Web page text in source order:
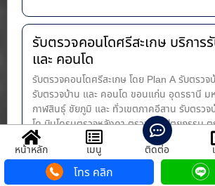
รับตรวจคอนโดศรีสะเกษ บริการ
และ คอนโด
รับตรวจคอนโดศรีสะเกษ โดย Plan A รับตรวจ
รับตรวจบ้าน และ คอนโด ขอนแก่น อุดรธานี ม
กาฬสินธุ์ ชัยภูมิ และ ทั่วเขตภาคอีสาน รับตรว
โด บินโดรนตรวจหลังคา ตรวจสถาปัตยกรรม ต
งานหลังคา ตรวจผนัง ตรวจพื้น ตรวจประตู ต
ระบบน้ำ เช็คระบบแรงดันน้ำ เช็คการรั่วซึมขอ
น้ำ​เสีย ตรวจโครงสร้างใต้หลังคา ตรวจโครงห
ตั้งกระเบื้องหลังคา ตรวจระบบระบายอากาศใต้
หน้าหลัก เมนู ติดต่อ
โทร คลิก